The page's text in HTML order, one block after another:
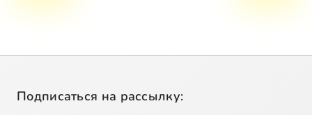
Подписаться на рассылку: